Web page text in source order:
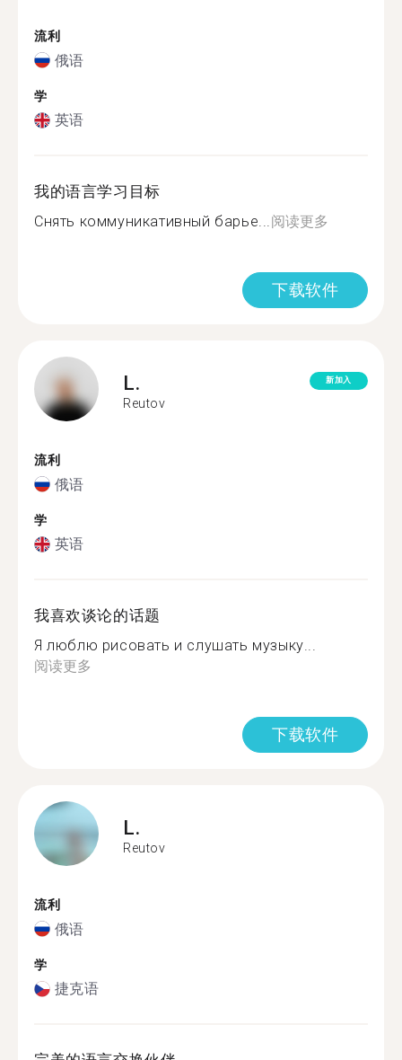
流利
俄语
学
英语
我的语言学习目标
Снять коммуникативный барье...阅读更多
下载软件
L.
Reutov
新加入
流利
俄语
学
英语
我喜欢谈论的话题
Я люблю рисовать и слушать музыку...
阅读更多
下载软件
L.
Reutov
流利
俄语
学
捷克语